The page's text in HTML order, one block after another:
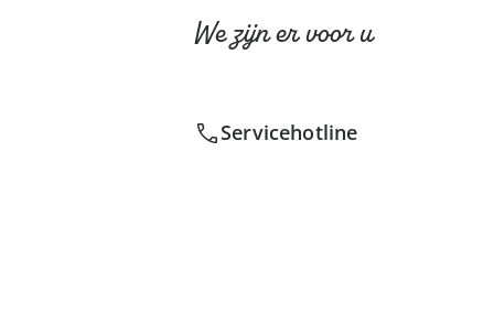
We zijn er voor u
Servicehotline